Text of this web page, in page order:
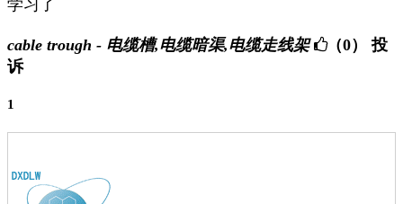
学习了
cable trough - 电缆槽,电缆暗渠,电缆走线架 （0）
投
诉
1